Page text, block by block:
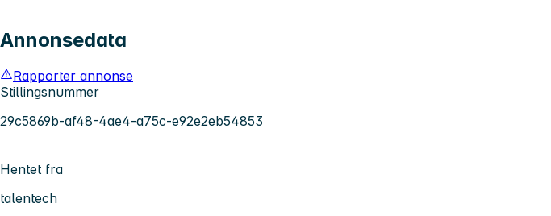
Annonsedata
Rapporter annonse
Stillingsnummer
29c5869b-af48-4ae4-a75c-e92e2eb54853
Hentet fra
talentech